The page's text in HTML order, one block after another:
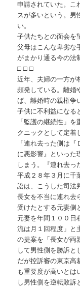
申請されていた。こ
スが多いという。男
い。
子供たちとの面会を
父母はこんな卑劣な
がまかり通る今の法
□ □ □
近年、夫婦の一方が
頻発している。離婚
ば、離婚時の親権争
子供に不利益になる
「監護の継続性」
クニックとして定着
「連れ去った側は
に悪影響』といった
しまう。『連れ去っ
平成２８年３月に千
訟は、こうした司法
長女を不当に連れ去
受けたとする元妻側
元妻を年間１００日
流は月１回程度」と
の提案を「長女が両
して男性側を勝訴と
だが控訴審の東京高
も重要度が高いと
し男性側を逆転敗訴